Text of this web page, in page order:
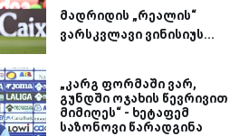
მადრიდის „რეალის“
ვარსკვლავი ვინისიუს...
„კარგ ფორმაში ვარ,
გუნდში ოჯახის წევრივით
მიმიღეს“ - ხეტაფემ
საზონოვი წარადგინა